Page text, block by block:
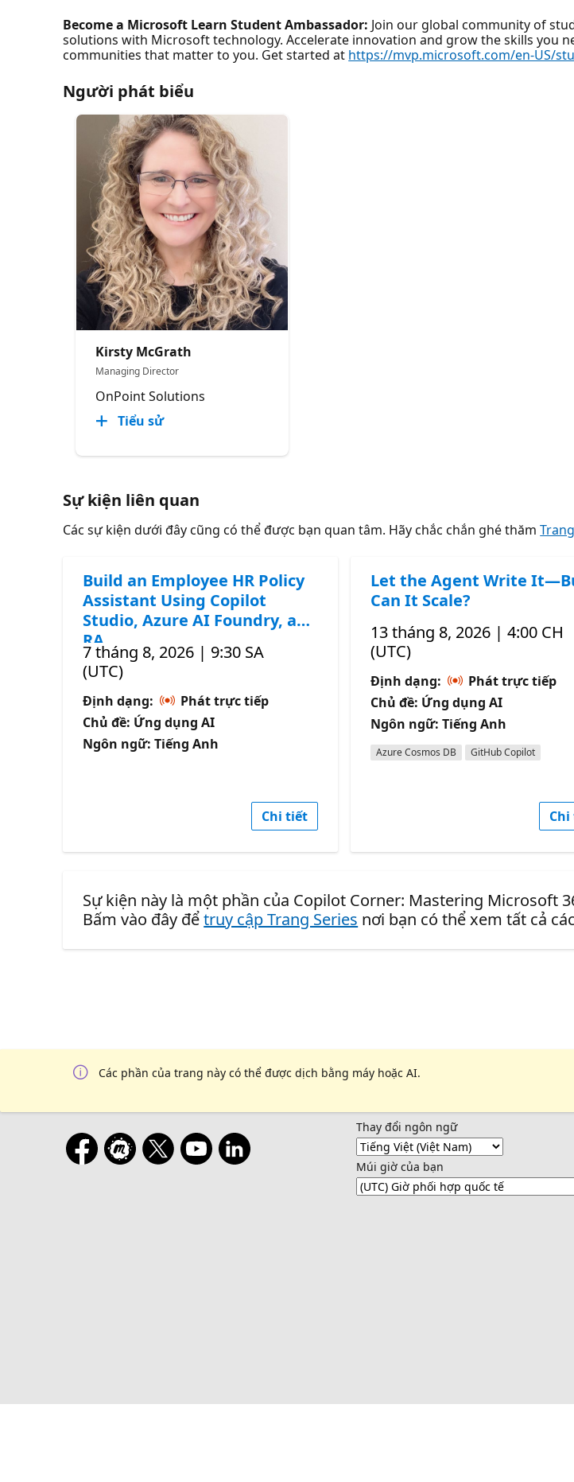
Become a Microsoft Learn Student Ambassador: Join our global community of
solutions with Microsoft technology. Accelerate innovation and grow the skills you
communities that matter to you. Get started at https://mvp.microsoft.com/en-US/
Người phát biểu
Kirsty McGrath
Managing Director
OnPoint Solutions
Tiểu sử
Sự kiện liên quan
Các sự kiện dưới đây cũng có thể được bạn quan tâm. Hãy chắc chắn ghé thăm
Build an Employee HR Policy
Assistant Using Copilot
Studio, Azure AI Foundry, and
RA
7 tháng 8, 2026 | 9:30 SA
(UTC)
Định dạng:
Phát trực tiếp
Chủ đề: Ứng dụng AI
Ngôn ngữ: Tiếng Anh
Chi tiết
Let the Agent Write
Can It Scale?
13 tháng 8, 2026 | 4:00 CH
(UTC)
Định dạng:
Phát trực tiếp
Chủ đề: Ứng dụng AI
Ngôn ngữ: Tiếng Anh
Azure Cosmos DB GitHub Copilot
Sự kiện này là một phần của Copilot Corner: Mastering Microsoft
Bấm vào đây đểtruy cập Trang Series nơi bạn có thể xem tất cả
Các phần của trang này có thể được dịch bằng máy hoặc AI.
Thay đổi ngôn ngữ
Múi giờ của bạn